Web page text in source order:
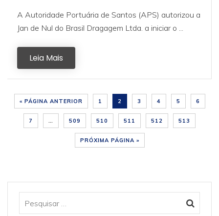
A Autoridade Portuária de Santos (APS) autorizou a
Jan de Nul do Brasil Dragagem Ltda. a iniciar o ...
Leia Mais
« PÁGINA ANTERIOR 1 2 3 4 5 6
7 … 509 510 511 512 513
PRÓXIMA PÁGINA »